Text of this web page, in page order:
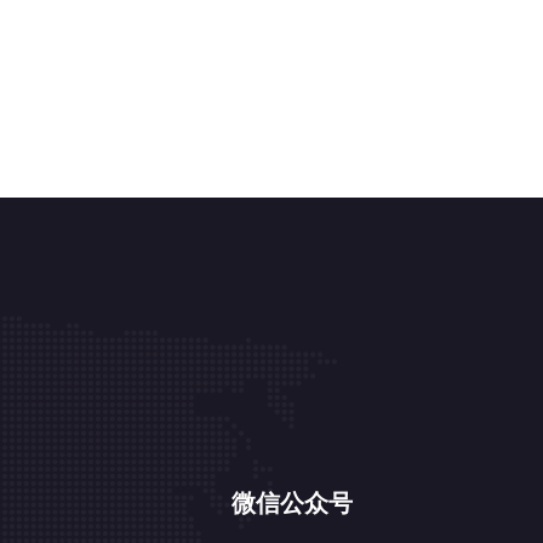
微信公众号